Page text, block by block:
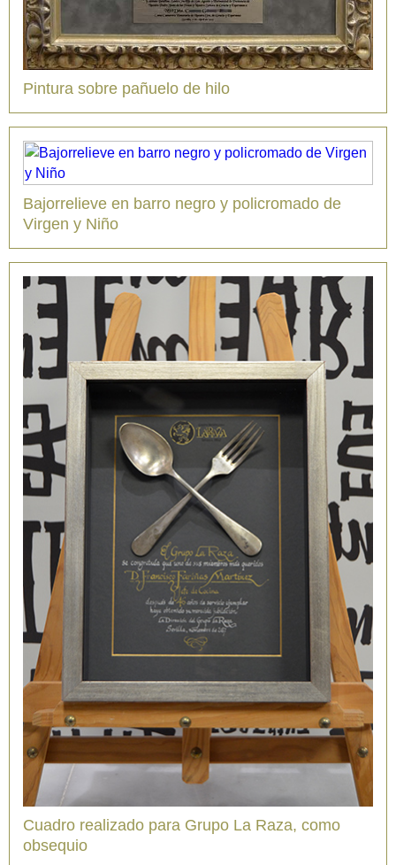
Pintura sobre pañuelo de hilo
Bajorrelieve en barro negro y policromado de
Virgen y Niño
Cuadro realizado para Grupo La Raza, como
obsequio